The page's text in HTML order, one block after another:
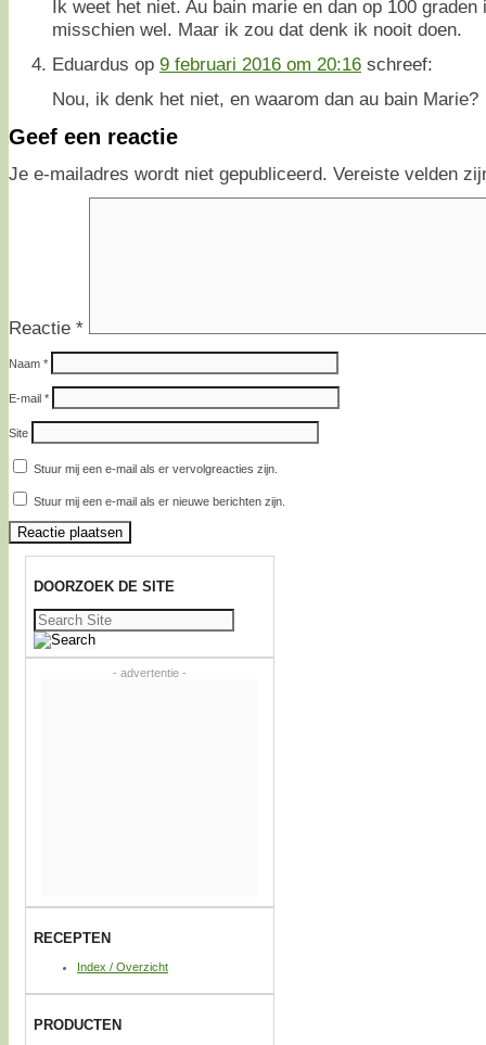
Ik weet het niet. Au bain marie en dan op 100
misschien wel. Maar ik zou dat denk ik nooit doen.
Eduardus op 9 februari 2016 om 20:16 schreef:
Nou, ik denk het niet, en waarom dan au bain Marie?
Geef een reactie
Je e-mailadres wordt niet gepubliceerd. Vereiste velden
Reactie *
Naam *
E-mail *
Site
Stuur mij een e-mail als er vervolgreacties zijn.
Stuur mij een e-mail als er nieuwe berichten zijn.
DOORZOEK DE SITE
Zoeken
naar:
- advertentie -
RECEPTEN
Index / Overzicht
PRODUCTEN